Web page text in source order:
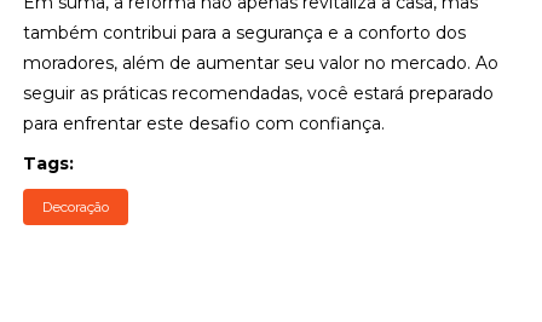
também contribui para a segurança e a conforto dos
moradores, além de aumentar seu valor no mercado. Ao
seguir as práticas recomendadas, você estará preparado
para enfrentar este desafio com confiança.
Tags:
Decoração